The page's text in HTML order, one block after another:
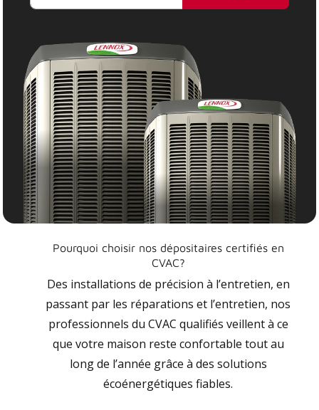
Pourquoi choisir nos dépositaires certifiés en
CVAC?
Des installations de précision à l’entretien, en
passant par les réparations et l’entretien, nos
professionnels du CVAC qualifiés veillent à ce
que votre maison reste confortable tout au
long de l’année grâce à des solutions
écoénergétiques fiables.